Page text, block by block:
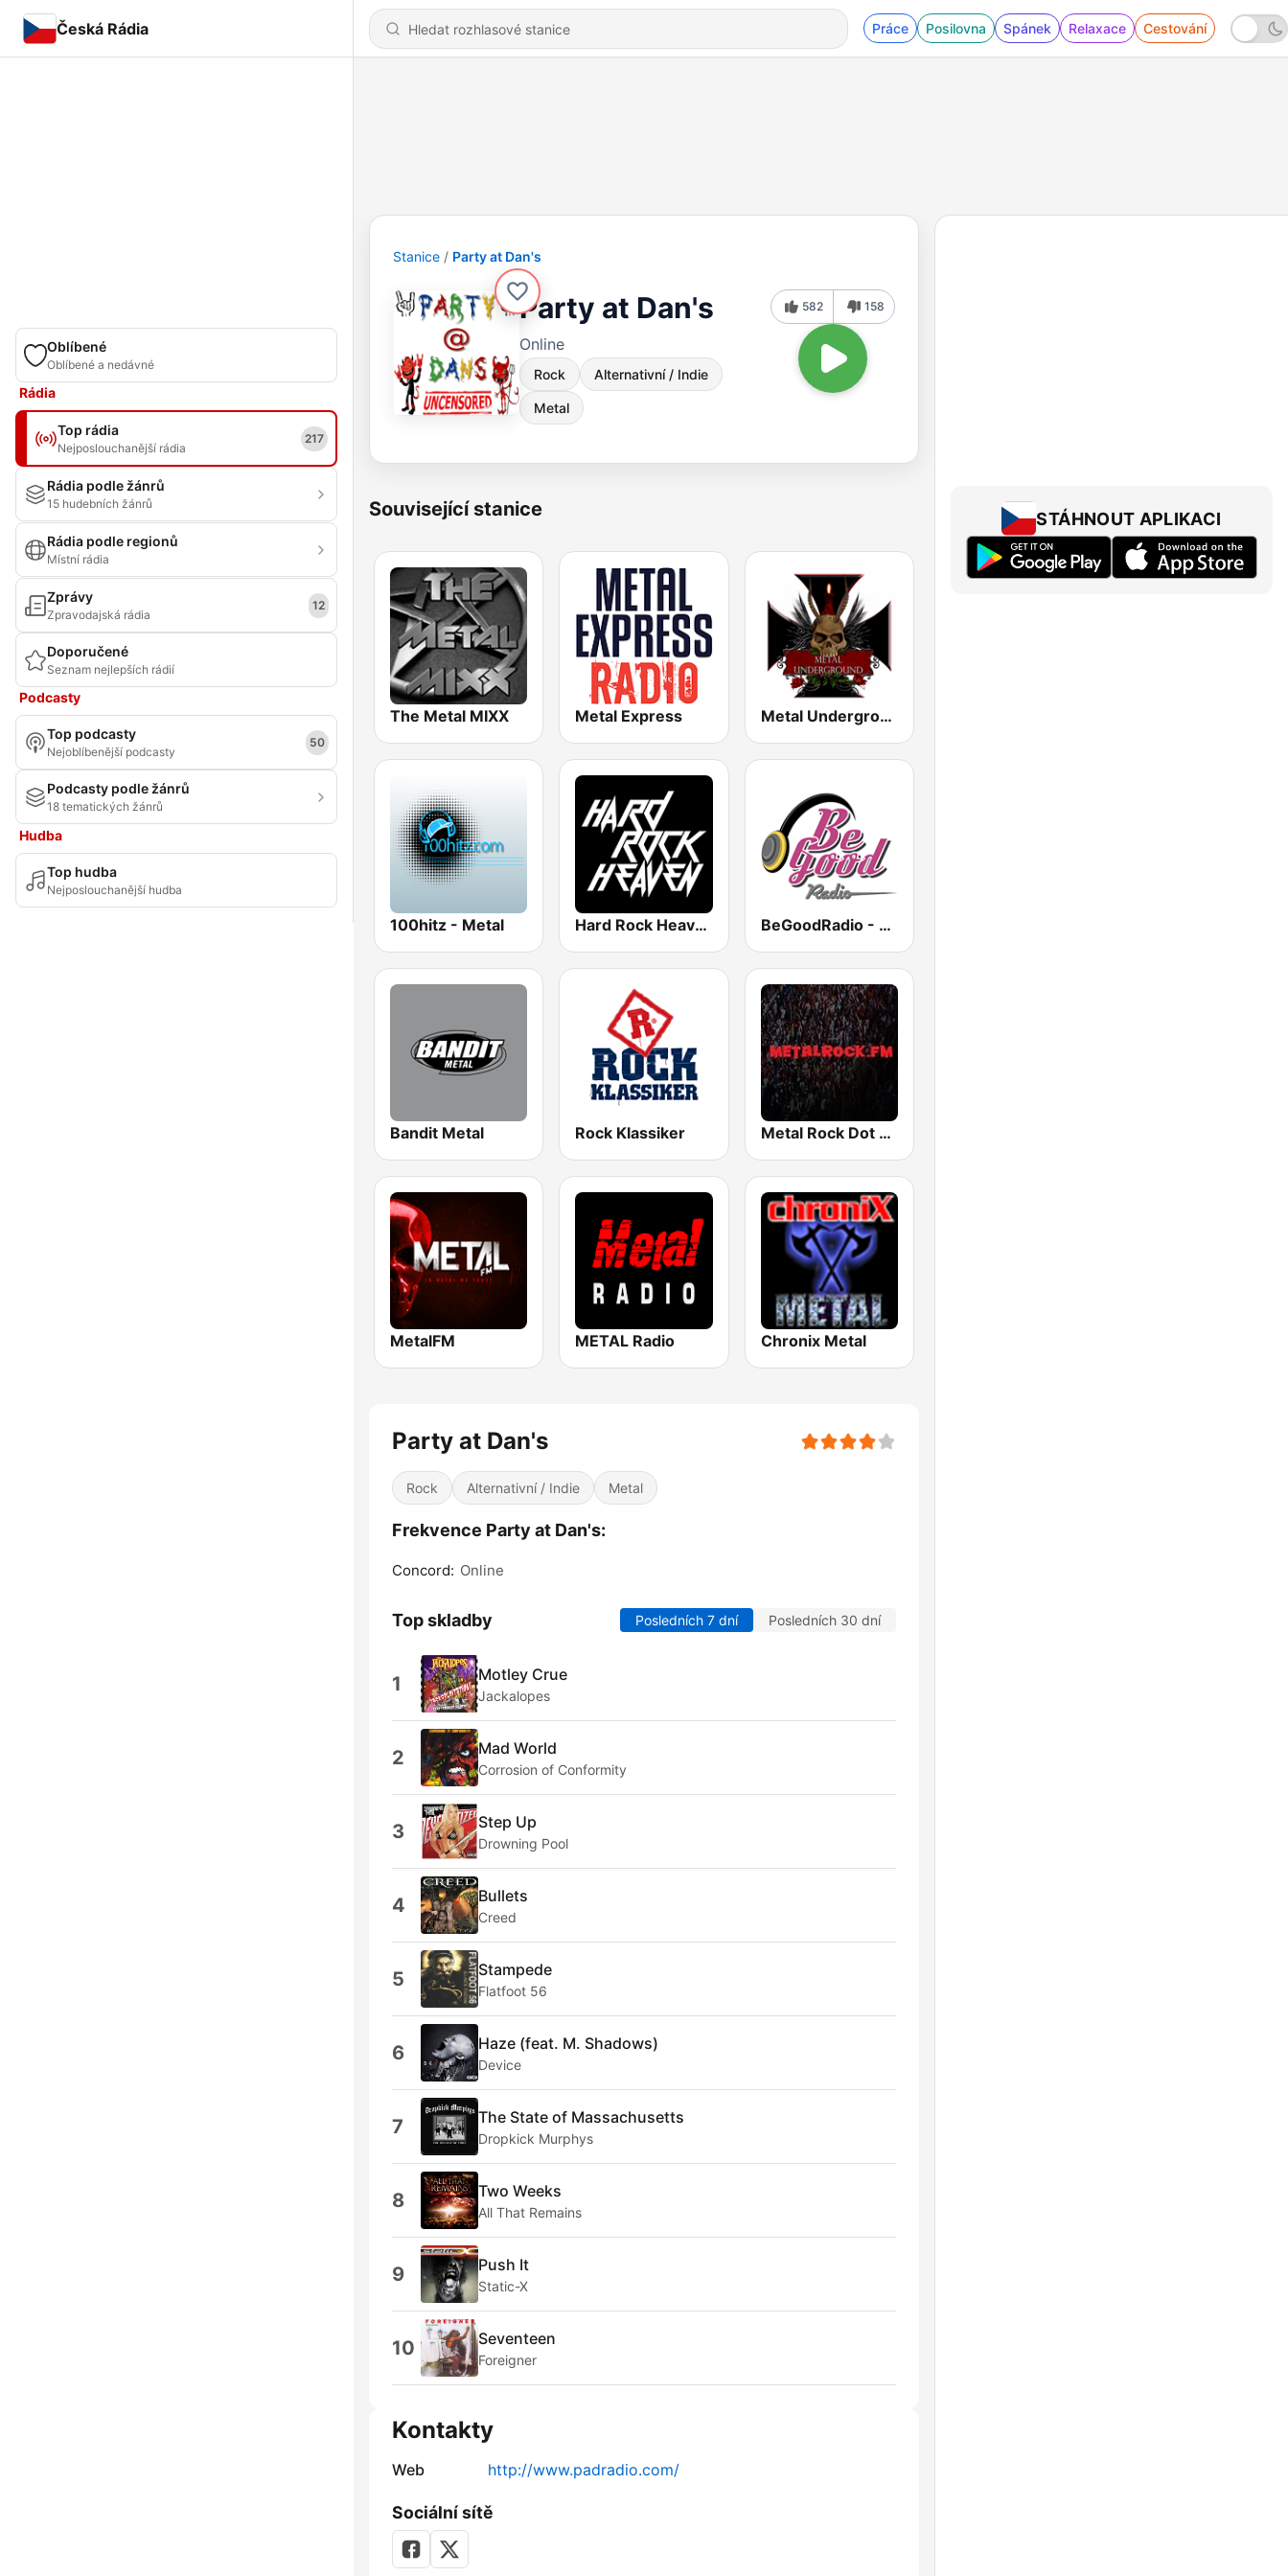
Česká Rádia Práce Posilovna Spánek Relaxace Cestování
Oblíbené
Oblíbené a nedávné
Rádia
Top rádia
Nejposlouchanější rádia
217
Rádia podle žánrů
15 hudebních žánrů
Rádia podle regionů
Místní rádia
Zprávy
Zpravodajská rádia
12
Doporučené
Seznam nejlepších rádií
Podcasty
Top podcasty
Nejoblíbenější podcasty
50
Podcasty podle žánrů
18 tematických žánrů
Hudba
Top hudba
Nejposlouchanější hudba
Stanice Party at Dan's
Party at Dan's
Online
Rock Alternativní / Indie
Metal
582 158
Související stanice
The Metal MIXX Metal Express Metal Underground
100hitz - Metal Hard Rock Heaven BeGoodRadio - 80s Metal
Bandit Metal Rock Klassiker Metal Rock Dot FM
MetalFM METAL Radio Chronix Metal
Party at Dan's
Rock Alternativní / Indie Metal
Frekvence Party at Dan's:
Concord: Online
Top skladby Posledních 7 dní Posledních 30 dní
1 Motley Crue
Jackalopes
2 Mad World
Corrosion of Conformity
3 Step Up
Drowning Pool
4 Bullets
Creed
5 Stampede
Flatfoot 56
6 Haze (feat. M. Shadows)
Device
7 The State of Massachusetts
Dropkick Murphys
8 Two Weeks
All That Remains
9 Push It
Static-X
10 Seventeen
Foreigner
Kontakty
Web http://www.padradio.com/
Sociální sítě
STÁHNOUT APLIKACI